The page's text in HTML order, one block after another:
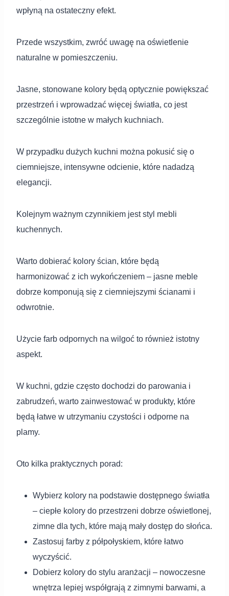
wpłyną na ostateczny efekt.
Przede wszystkim, zwróć uwagę na oświetlenie
naturalne w pomieszczeniu.
Jasne, stonowane kolory będą optycznie powiększać
przestrzeń i wprowadzać więcej światła, co jest
szczególnie istotne w małych kuchniach.
W przypadku dużych kuchni można pokusić się o
ciemniejsze, intensywne odcienie, które nadadzą
elegancji.
Kolejnym ważnym czynnikiem jest styl mebli
kuchennych.
Warto dobierać kolory ścian, które będą
harmonizować z ich wykończeniem – jasne meble
dobrze komponują się z ciemniejszymi ścianami i
odwrotnie.
Użycie farb odpornych na wilgoć to również istotny
aspekt.
W kuchni, gdzie często dochodzi do parowania i
zabrudzeń, warto zainwestować w produkty, które
będą łatwe w utrzymaniu czystości i odporne na
plamy.
Oto kilka praktycznych porad:
Wybierz kolory na podstawie dostępnego światła
– ciepłe kolory do przestrzeni dobrze oświetlonej,
zimne dla tych, które mają mały dostęp do słońca.
Zastosuj farby z półpołyskiem, które łatwo
wyczyścić.
Dobierz kolory do stylu aranżacji – nowoczesne
wnętrza lepiej współgrają z zimnymi barwami, a